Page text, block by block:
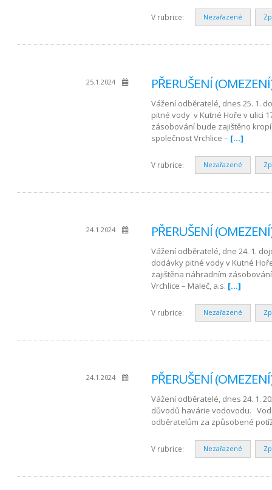
V rubrice: Nezařazené
25.1.2024 PŘERUŠENÍ
Vážení odběratelé, dnes 25. 1.
pitné vody v Kutné Hoře v ulici
zásobování bude zajištěno
společnost Vrchlice – […]
V rubrice: Nezařazené
24.1.2024 PŘERUŠENÍ
Vážení odběratelé, dne 24. 1.
dodávky pitné vody v Kutné
zajištěna náhradním
Vrchlice – Maleč, a.s. […]
V rubrice: Nezařazené
24.1.2024 PŘERUŠENÍ
Vážení odběratelé, dnes 24. 1.
důvodů havárie vodovodu.
odběratelům za způsobené
V rubrice: Nezařazené